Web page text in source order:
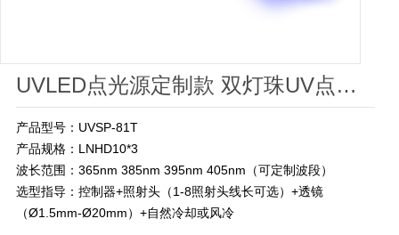
UVLED点光源定制款 双灯珠UV点光源照射头
产品型号：UVSP-81T
产品规格：LNHD10*3
波长范围：365nm 385nm 395nm 405nm（可定制波段）
选型指导：控制器+照射头（1-8照射头线长可选）+透镜
（Ø1.5mm-Ø20mm）+自然冷却或风冷